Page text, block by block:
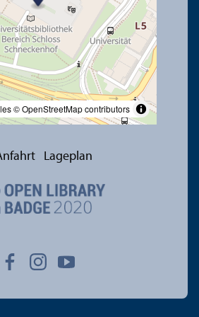
© OpenStreetMap contributors
Lageplan